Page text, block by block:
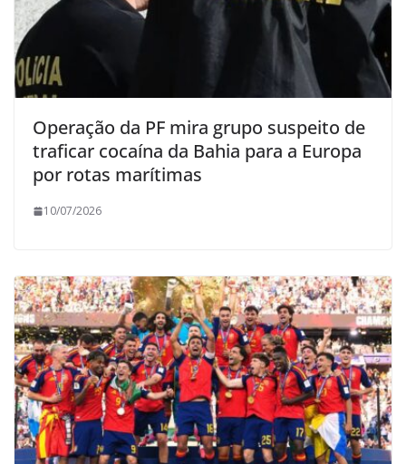
Operação da PF mira grupo suspeito de
traficar cocaína da Bahia para a Europa
por rotas marítimas
10/07/2026